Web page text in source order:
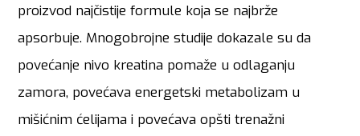
proizvod najčistije formule koja se najbrže
apsorbuje. Mnogobrojne studije dokazale su da
povećanje nivo kreatina pomaže u odlaganju
zamora, povećava energetski metabolizam u
mišićnim ćelijama i povećava opšti trenažni